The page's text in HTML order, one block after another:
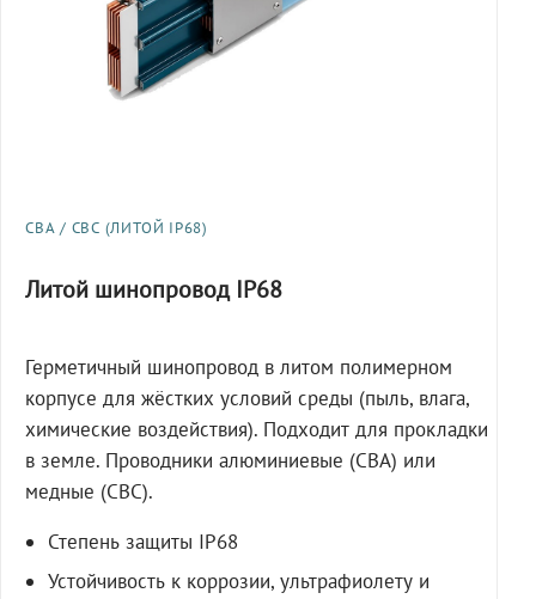
СВА / СВС (ЛИТОЙ IP68)
Литой шинопровод IP68
Герметичный шинопровод в литом полимерном
корпусе для жёстких условий среды (пыль, влага,
химические воздействия). Подходит для прокладки
в земле. Проводники алюминиевые (СВА) или
медные (СВС).
Степень защиты IP68
Устойчивость к коррозии, ультрафиолету и